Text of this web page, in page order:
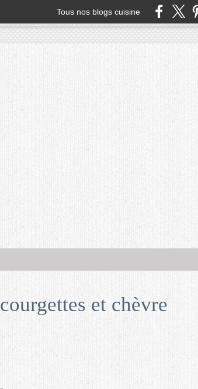
Tous nos blogs cuisine
et chèvre